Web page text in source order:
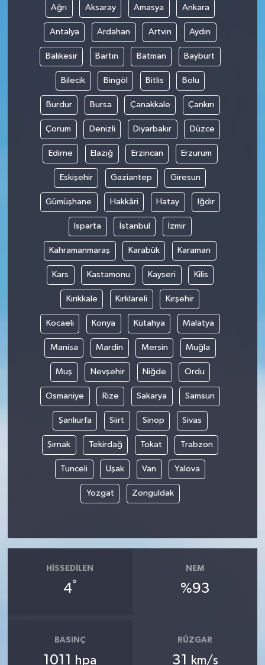
Ağrı Aksaray Amasya Ankara
Antalya Ardahan Artvin Aydın
Balıkesir Bartın Batman Bayburt
Bilecik Bingöl Bitlis Bolu
Burdur Bursa Çanakkale Çankırı
Çorum Denizli Diyarbakır Düzce
Edirne Elazığ Erzincan Erzurum
Eskişehir Gaziantep Giresun
Gümüşhane Hakkâri Hatay Iğdır
Isparta İstanbul İzmir
Kahramanmaraş Karabük Karaman
Kars Kastamonu Kayseri Kilis
Kırıkkale Kırklareli Kırşehir
Kocaeli Konya Kütahya Malatya
Manisa Mardin Mersin Muğla
Muş Nevşehir Niğde Ordu
Osmaniye Rize Sakarya Samsun
Şanlıurfa Siirt Sinop Sivas
Şırnak Tekirdağ Tokat Trabzon
Tunceli Uşak Van Yalova
Yozgat Zonguldak
HISSEDILEN
4°
NEM
%93
BASINÇ
1011 hpa
RÜZGAR
31 km/s